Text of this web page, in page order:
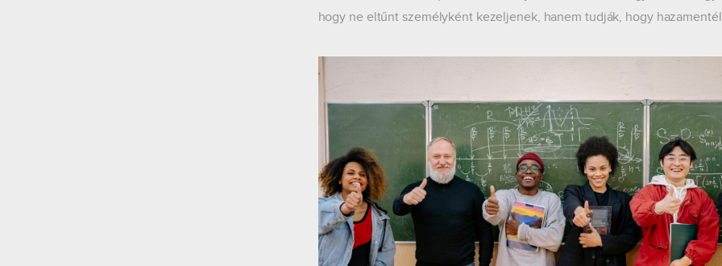
hogy ne eltűnt személyként kezeljenek, hanem tudják, hogy